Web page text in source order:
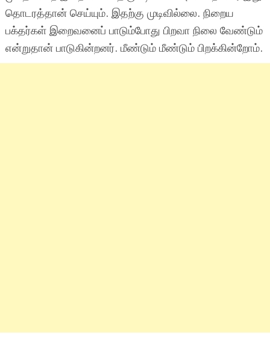
தொடரத்தான் செய்யும். இதற்கு முடிவில்லை. நிறைய
பக்தர்கள் இறைவனைப் பாடும்போது பிறவா நிலை வேண்டும்
என்றுதான் பாடுகின்றனர். மீண்டும் மீண்டும் பிறக்கின்றோம்.